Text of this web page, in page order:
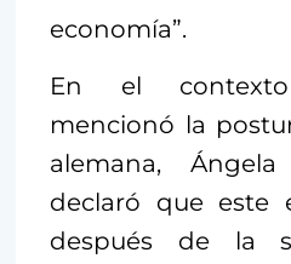
economía”.
En el contexto
mencionó la
alemana,
declaró que este
después de la